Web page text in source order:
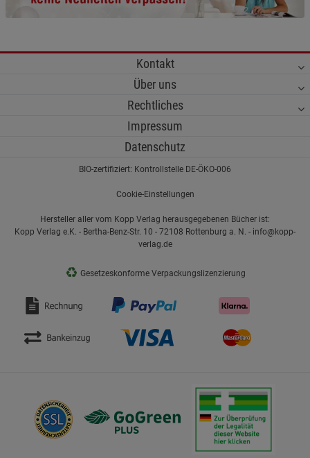
Kontakt
Über uns
Rechtliches
Impressum
Datenschutz
BIO-zertifiziert: Kontrollstelle DE-ÖKO-006
Cookie-Einstellungen
Hersteller aller vom Kopp Verlag herausgegebenen Bücher ist:
Kopp Verlag e.K. - Bertha-Benz-Str. 10 - 72108 Rottenburg a. N. - info@kopp-
verlag.de
♻ Gesetzeskonforme Verpackungslizenzierung